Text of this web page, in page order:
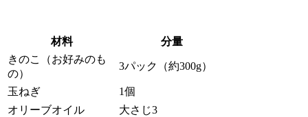
材料
分量
きのこ（お好みのも
の）
3パック（約300g）
玉ねぎ
1個
オリーブオイル
大さじ3